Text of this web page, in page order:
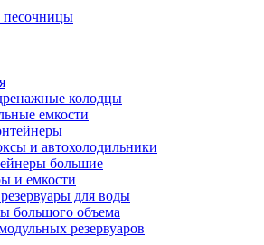
песочницы
колодцы
емкости
и автохолодильники
большие
и емкости
для воды
большого объема
резервуаров